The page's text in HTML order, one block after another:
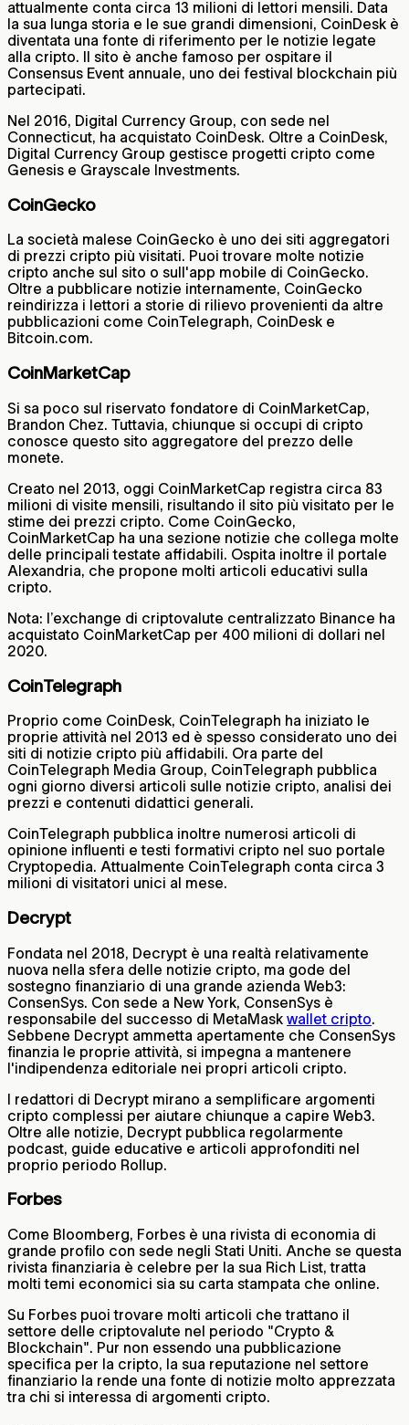
attualmente conta circa 13 milioni di lettori mensili. Data
la sua lunga storia e le sue grandi dimensioni, CoinDesk è
diventata una fonte di riferimento per le notizie legate
alla cripto. Il sito è anche famoso per ospitare il
Consensus Event annuale, uno dei festival blockchain più
partecipati.
Nel 2016, Digital Currency Group, con sede nel
Connecticut, ha acquistato CoinDesk. Oltre a CoinDesk,
Digital Currency Group gestisce progetti cripto come
Genesis e Grayscale Investments.
CoinGecko
La società malese CoinGecko è uno dei siti aggregatori
di prezzi cripto più visitati. Puoi trovare molte notizie
cripto anche sul sito o sull'app mobile di CoinGecko.
Oltre a pubblicare notizie internamente, CoinGecko
reindirizza i lettori a storie di rilievo provenienti da altre
pubblicazioni come CoinTelegraph, CoinDesk e
Bitcoin.com.
CoinMarketCap
Si sa poco sul riservato fondatore di CoinMarketCap,
Brandon Chez. Tuttavia, chiunque si occupi di cripto
conosce questo sito aggregatore del prezzo delle
monete.
Creato nel 2013, oggi CoinMarketCap registra circa 83
milioni di visite mensili, risultando il sito più visitato per le
stime dei prezzi cripto. Come CoinGecko,
CoinMarketCap ha una sezione notizie che collega molte
delle principali testate affidabili. Ospita inoltre il portale
Alexandria, che propone molti articoli educativi sulla
cripto.
Nota: l’exchange di criptovalute centralizzato Binance ha
acquistato CoinMarketCap per 400 milioni di dollari nel
2020.
CoinTelegraph
Proprio come CoinDesk, CoinTelegraph ha iniziato le
proprie attività nel 2013 ed è spesso considerato uno dei
siti di notizie cripto più affidabili. Ora parte del
CoinTelegraph Media Group, CoinTelegraph pubblica
ogni giorno diversi articoli sulle notizie cripto, analisi dei
prezzi e contenuti didattici generali.
CoinTelegraph pubblica inoltre numerosi articoli di
opinione influenti e testi formativi cripto nel suo portale
Cryptopedia. Attualmente CoinTelegraph conta circa 3
milioni di visitatori unici al mese.
Decrypt
Fondata nel 2018, Decrypt è una realtà relativamente
nuova nella sfera delle notizie cripto, ma gode del
sostegno finanziario di una grande azienda Web3:
ConsenSys. Con sede a New York, ConsenSys è
responsabile del successo di MetaMask wallet cripto.
Sebbene Decrypt ammetta apertamente che ConsenSys
finanzia le proprie attività, si impegna a mantenere
l'indipendenza editoriale nei propri articoli cripto.
I redattori di Decrypt mirano a semplificare argomenti
cripto complessi per aiutare chiunque a capire Web3.
Oltre alle notizie, Decrypt pubblica regolarmente
podcast, guide educative e articoli approfonditi nel
proprio periodo Rollup.
Forbes
Come Bloomberg, Forbes è una rivista di economia di
grande profilo con sede negli Stati Uniti. Anche se questa
rivista finanziaria è celebre per la sua Rich List, tratta
molti temi economici sia su carta stampata che online.
Su Forbes puoi trovare molti articoli che trattano il
settore delle criptovalute nel periodo "Crypto &
Blockchain". Pur non essendo una pubblicazione
specifica per la cripto, la sua reputazione nel settore
finanziario la rende una fonte di notizie molto apprezzata
tra chi si interessa di argomenti cripto.